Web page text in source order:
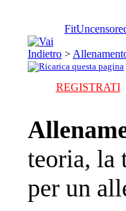
>
REGISTRATI
teoria, la
per un